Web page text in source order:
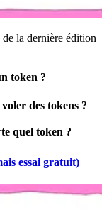
de la dernière édition
token ?
des tokens ?
quel token ?
essai gratuit)